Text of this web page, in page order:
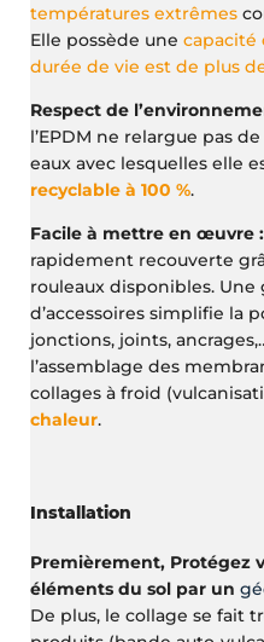
températures extrêmes
Elle possède unecapacité
durée de vie est de plus
Respect de
l’EPDM ne relargue pas
eaux avec lesquelles elle
recyclable à 100 %.
Facile à mettre en œuvre :
rapidement recouverte
rouleaux disponibles.
d’accessoires simplifie la
jonctions, joints,
l’assemblage des
collages à froid
chaleur.
Installation
Premièrement, Protégez
éléments du sol par un
De plus, le collage se fait